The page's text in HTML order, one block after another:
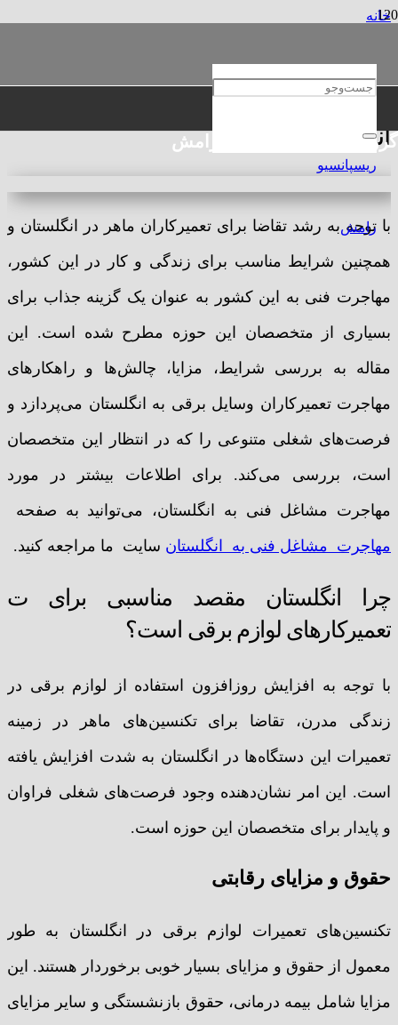
گروه حقوقی و مهاجرتی رامش
خانه
مهاجرت تعمیرکار لوازم برقی به
انگلیس
با توجه به رشد تقاضا برای تعمیرکاران ماهر در انگلستان و
همچنین شرایط مناسب برای زندگی و کار در این کشور،
مهاجرت فنی به این کشور به عنوان یک گزینه جذاب برای
بسیاری از متخصصان این حوزه مطرح شده است. این
مقاله به بررسی شرایط، مزایا، چالش‌ها و راهکارهای
مهاجرت تعمیرکاران وسایل برقی به انگلستان می‌پردازد و
فرصت‌های شغلی متنوعی را که در انتظار این متخصصان
است، بررسی می‌کند. برای اطلاعات بیشتر در مورد
مهاجرت مشاغل فنی به انگلستان، می‌توانید به صفحه
مهاجرت مشاغل فنی به انگلستان سایت ما مراجعه کنید.
چرا انگلستان مقصد مناسبی برای ت
تعمیرکارهای لوازم برقی است؟
با توجه به افزایش روزافزون استفاده از لوازم برقی در
زندگی مدرن، تقاضا برای تکنسین‌های ماهر در زمینه
تعمیرات این دستگاه‌ها در انگلستان به شدت افزایش یافته
است. این امر نشان‌دهنده وجود فرصت‌های شغلی فراوان
و پایدار برای متخصصان این حوزه است.
حقوق و مزایای رقابتی
تکنسین‌های تعمیرات لوازم برقی در انگلستان به طور
معمول از حقوق و مزایای بسیار خوبی برخوردار هستند. این
مزایا شامل بیمه درمانی، حقوق بازنشستگی و سایر مزایای